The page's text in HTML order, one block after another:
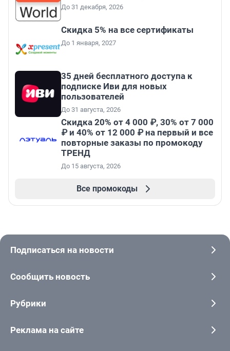
До 31 декабря, 2026
Скидка 5% на все сертификаты
До 1 января, 2027
35 дней бесплатного доступа к
подписке Иви для новых
пользователей
До 31 августа, 2026
Скидка 20% от 4 000 ₽, 30% от 7 000
₽ и 40% от 12 000 ₽ на первый и все
повторные заказы по промокоду
ТРЕНД
До 15 августа, 2026
Все промокоды
Подписаться на новости
Сообщить новость
Рубрики
Реклама на сайте